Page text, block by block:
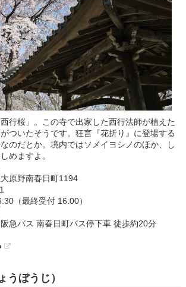
行桜」。この寺で出家した西行法師が植えた
ついたそうです。狂言『花折り』に登場する
のだとか。境内ではソメイヨシノのほか、し
めますよ。
原野南春日町1194
（最終受付 16:00）
急バス 南春日町バス停下車 徒歩約20分
うぼうじ）